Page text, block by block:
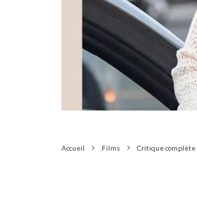
Accueil Films Critique complète